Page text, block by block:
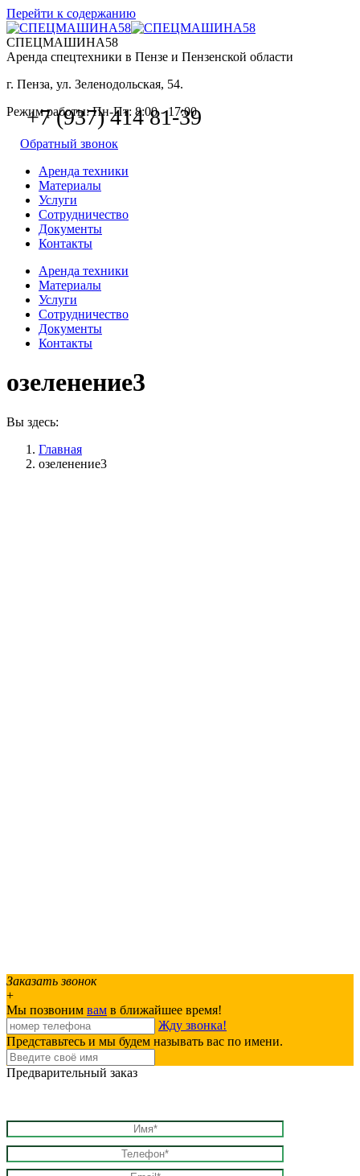
Перейти к содержанию
СПЕЦМАШИНА58
Аренда спецтехники в Пензе и Пензенской области
г. Пенза, ул. Зеленодольская, 54.
Режим работы: Пн-Пт: 8:00 - 17:00
+7 (937) 414 81-39
Обратный звонок
Аренда техники
Материалы
Услуги
Сотрудничество
Документы
Контакты
Аренда техники
Материалы
Услуги
Сотрудничество
Документы
Контакты
озеленение3
Вы здесь:
Главная
озеленение3
Заказать звонок
+
Мы позвоним вам в ближайшее время!
Жду звонка!
Представьтесь и мы будем называть вас по имени.
Предварительный заказ